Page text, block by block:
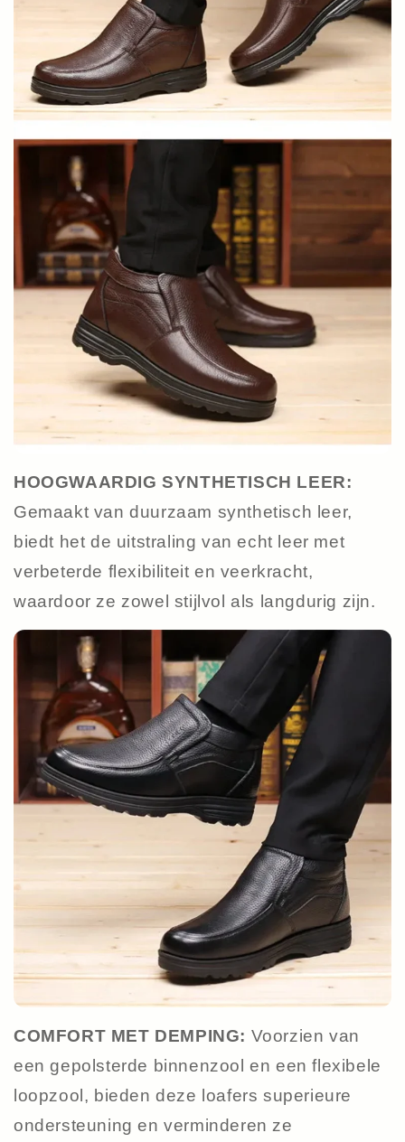
HOOGWAARDIG SYNTHETISCH LEER:
Gemaakt van duurzaam synthetisch leer,
biedt het de uitstraling van echt leer met
verbeterde flexibiliteit en veerkracht,
waardoor ze zowel stijlvol als langdurig zijn.
COMFORT MET DEMPING: Voorzien van
een gepolsterde binnenzool en een flexibele
loopzool, bieden deze loafers superieure
ondersteuning en verminderen ze